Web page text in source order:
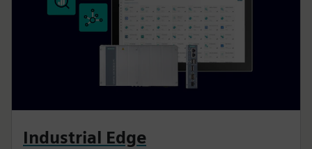
Industrial Edge